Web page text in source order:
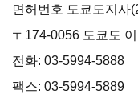
면허번호 도쿄도지사
〒174-0056 도쿄도
전화: 03-5994-5888
팩스: 03-5994-5889